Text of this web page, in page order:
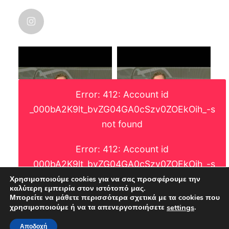
Οι χάρτες λένε πάντα την αλήθεια. Και
χαρτογράφου, είναι η γεωγραφική διάσταση
Μια που δεν το είδα κάπου. Και αφού ούτε η
ΕΛΣΤΑΤ δεν μας το έχει δώσει ακόμη, οι
μεταβολές του πληθυσμού στην χώρα.
ar
NICOLAS KARANIKOLAS
@nic_karanikolas
·
Τεχνητή νοημοσύνη. Ουτοπία ή δυστοπία.
nicolas_karanikolas
Error: 412: Account id
_000bA2K9lt_bvZG04GA0cSzv0ZOEkOih_-s
not found
Error: 412: Account id
_000bA2K9lt_bvZG04GA0cSzv0ZOEkOih_-s
not found
Χρησιμοποιούμε cookies για να σας προσφέρουμε την
καλύτερη εμπειρία στον ιστότοπό μας.
Μπορείτε να μάθετε περισσότερα σχετικά με τα cookies που
χρησιμοποιούμε ή να τα απενεργοποιήσετε settings.
Αποδοχή